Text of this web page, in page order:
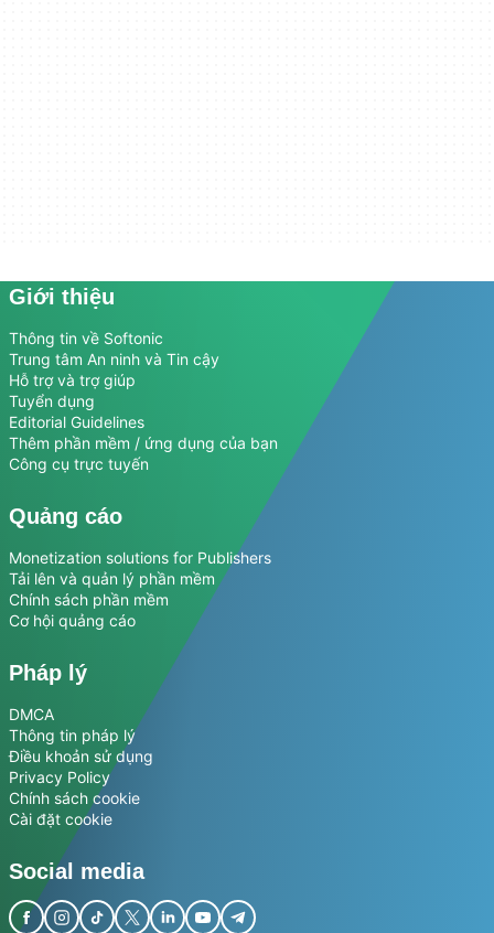
Giới thiệu
Thông tin về Softonic
Trung tâm An ninh và Tin cậy
Hỗ trợ và trợ giúp
Tuyển dụng
Editorial Guidelines
Thêm phần mềm / ứng dụng của bạn
Công cụ trực tuyến
Quảng cáo
Monetization solutions for Publishers
Tải lên và quản lý phần mềm
Chính sách phần mềm
Cơ hội quảng cáo
Pháp lý
DMCA
Thông tin pháp lý
Điều khoản sử dụng
Privacy Policy
Chính sách cookie
Cài đặt cookie
Social media